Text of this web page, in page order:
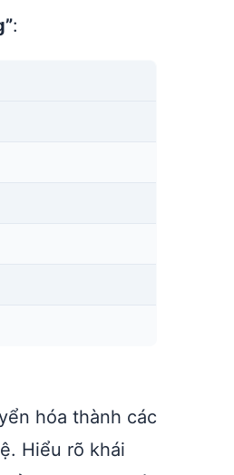
:
hóa thành các
Hiểu rõ khái